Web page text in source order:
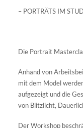
– PORTRÄTS IM
Die Portrait
Anhand von
mit dem Model
aufgezeigt und die
von Blitzlicht,
Der Workshop